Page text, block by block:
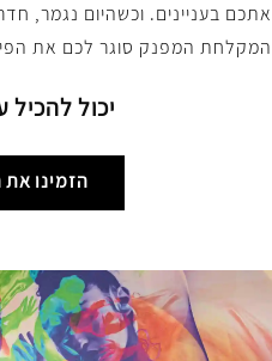
אתכם בעניינים. וכשהיום נגמר,
המקלחת המפנק סוגר לכם את
יכול להכיל עד 2
הזמינו